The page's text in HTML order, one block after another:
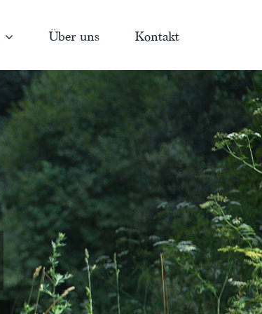
Über uns Kontakt